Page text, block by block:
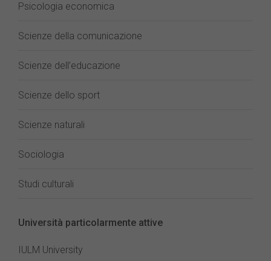
Psicologia economica
Scienze della comunicazione
Scienze dell’educazione
Scienze dello sport
Scienze naturali
Sociologia
Studi culturali
Università particolarmente attive
IULM University